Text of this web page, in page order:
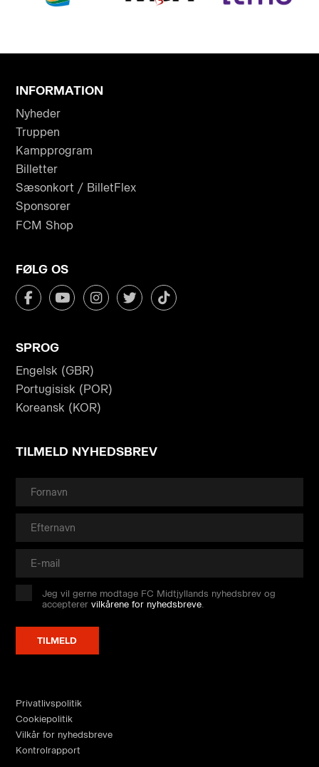
INFORMATION
Nyheder
Truppen
Kampprogram
Billetter
Sæsonkort / BilletFlex
Sponsorer
FCM Shop
FØLG OS
SPROG
Engelsk (GBR)
Portugisisk (POR)
Koreansk (KOR)
TILMELD NYHEDSBREV
Jeg vil gerne modtage FC Midtjyllands nyhedsbrev og
accepterervilkårene for nyhedsbreve
Privatlivspolitik
Cookiepolitik
Vilkår for nyhedsbreve
Kontrolrapport